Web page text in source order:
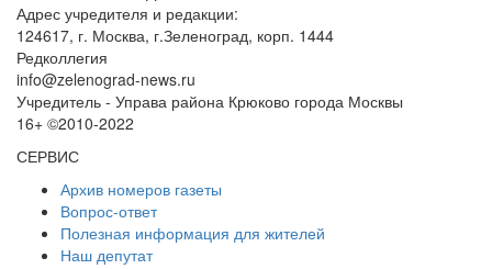
Адрес учредителя и редакции:
124617, г. Москва, г.Зеленоград, корп. 1444
Редколлегия
info@zelenograd-news.ru
Учредитель - Управа района Крюково города Москвы
16+ ©2010-2022
СЕРВИС
Архив номеров газеты
Вопрос-ответ
Полезная информация для жителей
Наш депутат